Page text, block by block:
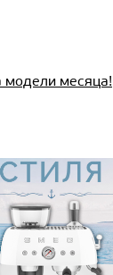
модели месяца!